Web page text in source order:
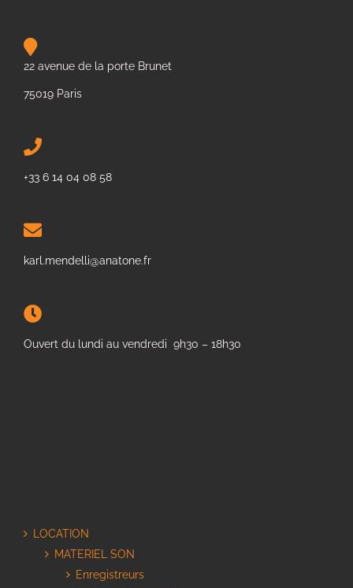
22 avenue de la porte Brunet
75019 Paris
+33 6 14 04 08 58
karl.mendelli@anatone.fr
Ouvert du lundi au vendredi 9h30 – 18h30
LOCATION
MATERIEL SON
Enregistreurs